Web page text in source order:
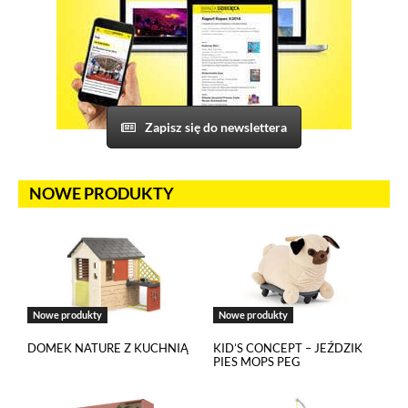
Zapisz się do newslettera
NOWE PRODUKTY
Nowe produkty
DOMEK NATURE Z KUCHNIĄ
Nowe produkty
KID’S CONCEPT – JEŹDZIK
PIES MOPS PEG
na stronie oraz mechanizm logowania do konta użytkownika
i utrzymywania sesji po zalogowaniu. Ponadto, w plikach
cookies własnych zapisywana jest informacja o dokonanych
przez Ciebie ustawieniach plików cookies.
Narzędzia Google
Korzystamy z Google Analytics, czyli narzędzia
statystyk związanych z aktywnością użytkowników na naszej
stronie. Kod śledzący Google Analytics gromadzi informacje
przez Google wykorzystywane przy budowaniu Twojego
profilu użytkownika. Ponadto, informacje z Google Analytics
mogą być wykorzystywane w ustawieniach kampanii
reklamowych prowadzonych z wykorzystaniem Google Ads.
Jeżeli sobie tego nie życzysz, możesz wyłączyć narzędzia
Google.
Korzystamy z Salesflare, narzędzia do zarządzania relacjami